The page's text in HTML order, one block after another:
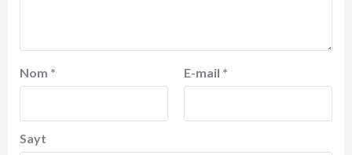
Nom * E-mail *
Sayt